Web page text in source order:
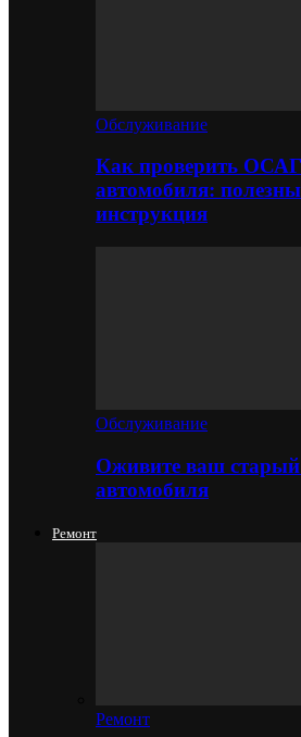
Обслуживание
Как проверить
автомобиля:
инструкция
Обслуживание
Оживите ваш
автомобиля
Ремонт
Ремонт